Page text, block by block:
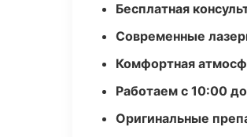
Бесплатная
Современные
Комфортная
Работаем с 10:00
Оригинальные